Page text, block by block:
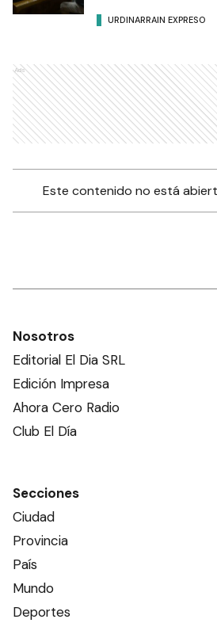
URDINARRAIN EXPRESO
Ads
Este contenido no está
Nosotros
Editorial El Dia SRL
Edición Impresa
Ahora Cero Radio
Club El Día
Secciones
Ciudad
Provincia
País
Mundo
Deportes